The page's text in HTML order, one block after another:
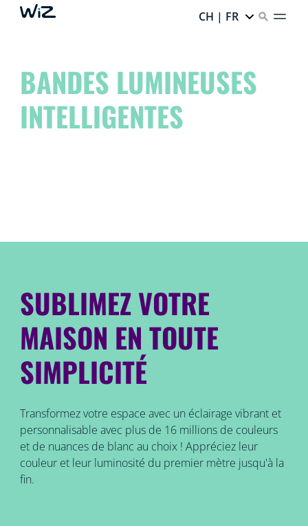
CH | FR
BANDES LUMINEUSES
INTELLIGENTES
SUBLIMEZ VOTRE
MAISON EN TOUTE
SIMPLICITÉ
Transformez votre espace avec un éclairage vibrant et
personnalisable avec plus de 16 millions de couleurs
et de nuances de blanc au choix ! Appréciez leur
couleur et leur luminosité du premier mètre jusqu'à la
fin.